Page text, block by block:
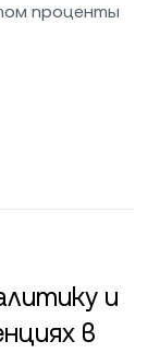
проценты
и
в